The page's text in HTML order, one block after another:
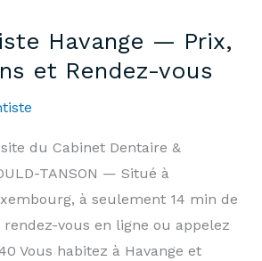
Havange — Prix,
et Rendez-vous
du Cabinet Dentaire &
TANSON — Situé à
à seulement 14 min de
rendez-vous en ligne ou appelez
Vous habitez à Havange et